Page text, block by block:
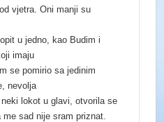
vjetra. Oni manji su
u jedno, kao Budim i
imaju
se pomirio sa jedinim
nevolja
lokot u glavi, otvorila se
sad nije sram priznat.